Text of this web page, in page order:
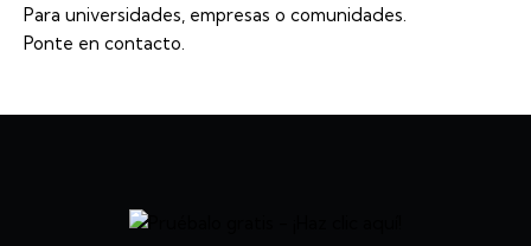
Para universidades, empresas o comunidades.
Ponte en contacto.